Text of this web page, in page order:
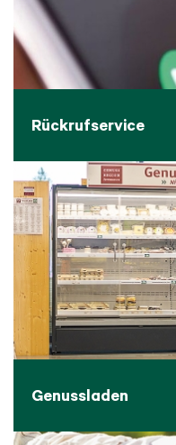
Rückrufservice
Genussladen